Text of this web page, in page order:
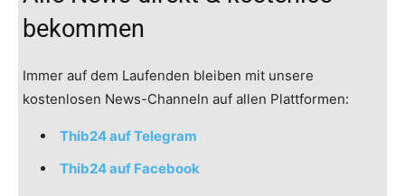
bekommen
Immer auf dem Laufenden bleiben mit unsere
kostenlosen News-Channeln auf allen Plattformen:
Thib24 auf Telegram
Thib24 auf Facebook